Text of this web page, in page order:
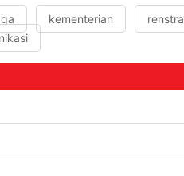
kementerian renstra